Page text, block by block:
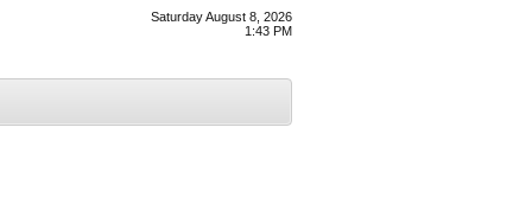
Saturday August 8, 2026
1:43 PM